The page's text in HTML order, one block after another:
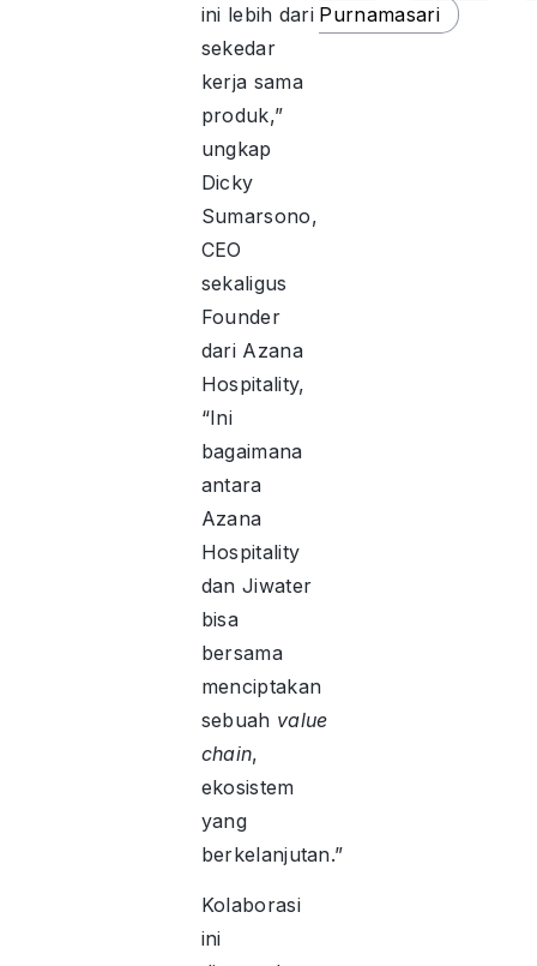
ini lebih dari
sekedar
kerja sama
produk,”
ungkap
Dicky
Sumarsono,
CEO
sekaligus
Founder
dari Azana
Hospitality,
“Ini
bagaimana
antara
Azana
Hospitality
dan Jiwater
bisa
bersama
menciptakan
sebuah value
chain,
ekosistem
yang
berkelanjutan.”
Kolaborasi
ini
Purnamasari